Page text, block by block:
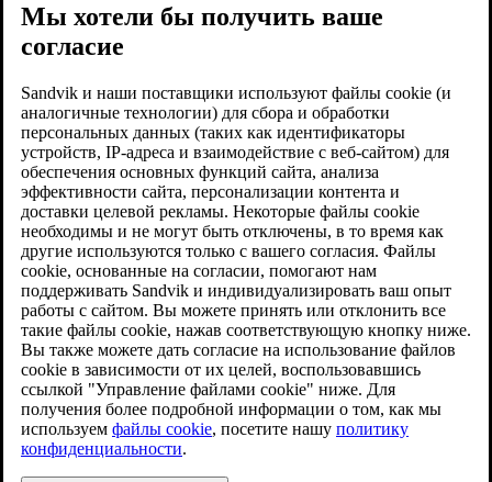
Мы хотели бы получить ваше
согласие
Sandvik и наши поставщики используют файлы cookie (и
аналогичные технологии) для сбора и обработки
персональных данных (таких как идентификаторы
устройств, IP-адреса и взаимодействие с веб-сайтом) для
обеспечения основных функций сайта, анализа
эффективности сайта, персонализации контента и
доставки целевой рекламы. Некоторые файлы cookie
необходимы и не могут быть отключены, в то время как
другие используются только с вашего согласия. Файлы
cookie, основанные на согласии, помогают нам
поддерживать Sandvik и индивидуализировать ваш опыт
работы с сайтом. Вы можете принять или отклонить все
такие файлы cookie, нажав соответствующую кнопку ниже.
Вы также можете дать согласие на использование файлов
cookie в зависимости от их целей, воспользовавшись
ссылкой "Управление файлами cookie" ниже. Для
получения более подробной информации о том, как мы
используем файлы cookie, посетите нашу политику
конфиденциальности.